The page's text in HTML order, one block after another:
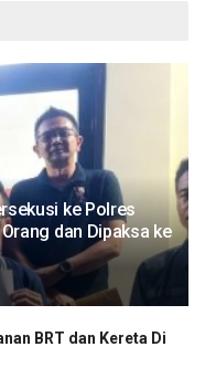
ke Polres
dan Dipaksa ke
BRT dan Kereta Di